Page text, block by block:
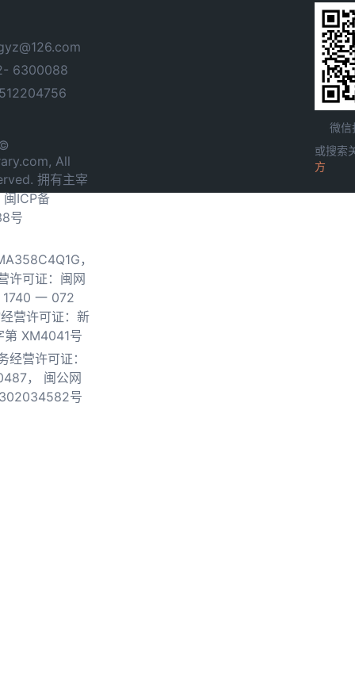
6300088
All
拥有主宰
闽ICP备
号
，
许可证：闽网
一 072
营许可证：新
第 XM4041号
经营许可证：
，
闽公网
号
微信
或搜索
方